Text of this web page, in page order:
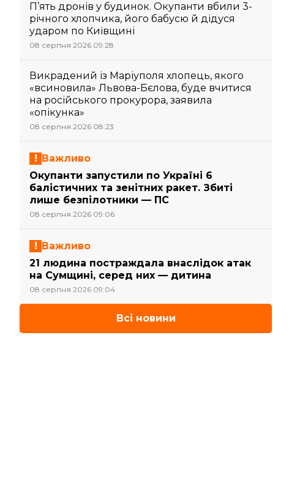
П’ять дронів у будинок. Окупанти вбили 3-
річного хлопчика, його бабусю й дідуся
ударом по Київщині
08 серпня 2026 09:28
Викрадений із Маріуполя хлопець, якого
«всиновила» Львова-Бєлова, буде вчитися
на російського прокурора, заявила
«опікунка»
08 серпня 2026 08:23
Важливо
Окупанти запустили по Україні 6
балістичних та зенітних ракет. Збиті
лише безпілотники — ПС
08 серпня 2026 09:06
Важливо
21 людина постраждала внаслідок атак
на Сумщині, серед них — дитина
08 серпня 2026 09:04
Всі новини